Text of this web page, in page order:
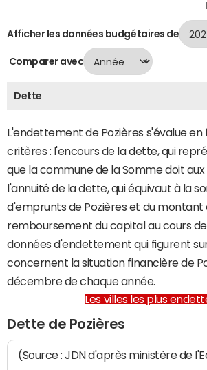
Afficher les données budgétaires de
Comparer avec
Dette
L'endettement de Pozières s'évalue en
critères : l'encours de la dette, qui
que la commune de la Somme doit aux
l'annuité de la dette, qui équivaut à la
d'emprunts de Pozières et du montant
remboursement du capital au cours de
données d'endettement qui figurent
concernent la situation financière de
décembre de chaque année.
Les villes les plus
Dette de Pozières
(Source : JDN d'après ministère de